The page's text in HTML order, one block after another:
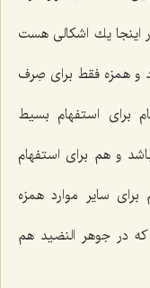
اینجا یك اشكالى هست
و همزه فقط براى صِرف
براى استفهام بسیط
و هم براى استفهام
سایر موارد همزه
در جوهر النضید هم